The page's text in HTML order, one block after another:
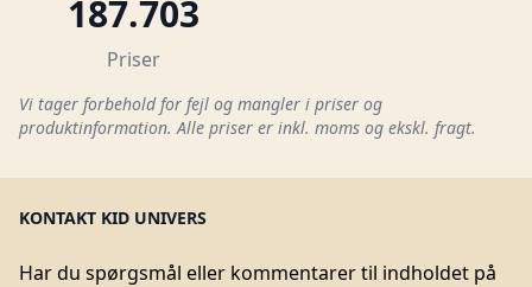
187.703
Priser
Vi tager forbehold for fejl og mangler i priser og
produktinformation. Alle priser er inkl. moms og ekskl. fragt.
KONTAKT KID UNIVERS
Har du spørgsmål eller kommentarer til indholdet på